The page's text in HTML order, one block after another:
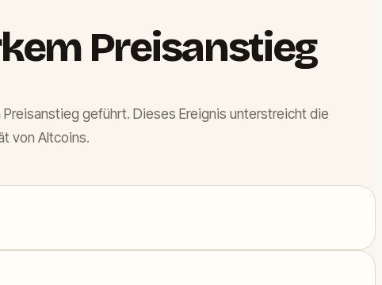
Preisanstieg
geführt. Dieses Ereignis unterstreicht die
von Altcoins.